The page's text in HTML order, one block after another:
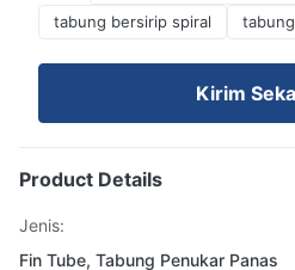
tabung bersirip spiral
Kirim
Product Details
Jenis:
Fin Tube, Tabung Penukar Panas